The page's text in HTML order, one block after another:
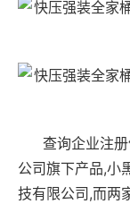
查询企业注
公司旗下产品,小
技有限公司,而两